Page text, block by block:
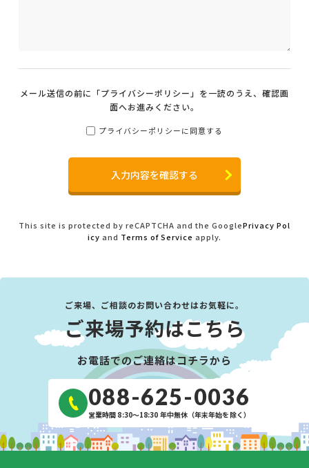
メール送信の前に「プライバシーポリシー 」を一読のうえ、確認画
面へお進みください。
プライバシーポリシーに同意する
This site is protected by reCAPTCHA and the GooglePrivacy Pol
icy and Terms of Service apply.
ご来場、ご相談のお問い合わせはお気軽に。
ご来場予約はこちら
お電話でのご連絡はコチラから
088-625-0036
営業時間 8:30〜18:30 年中無休（年末年始を除く）